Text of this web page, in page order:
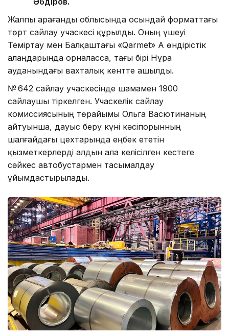
Жалпы Қарағанды облысында осындай форматтағы
төрт сайлау учаскесі құрылды. Оның үшеуі
Теміртау мен Балқаштағы «Qarmet» АҚ өндірістік
алаңдарында орналасса, тағы бірі Нұра
ауданындағы вахталық кентте ашылды.
№ 642 сайлау учаскесінде шамамен 1900
сайлаушы тіркелген. Учаскелік сайлау
комиссиясының төрайымы Ольга Васютинаның
айтуынша, дауыс беру күні кәсіпорынның
шалғайдағы цехтарында еңбек ететін
қызметкерлерді алдын ала келісілген кестеге
сәйкес автобустармен тасымалдау
ұйымдастырылады.